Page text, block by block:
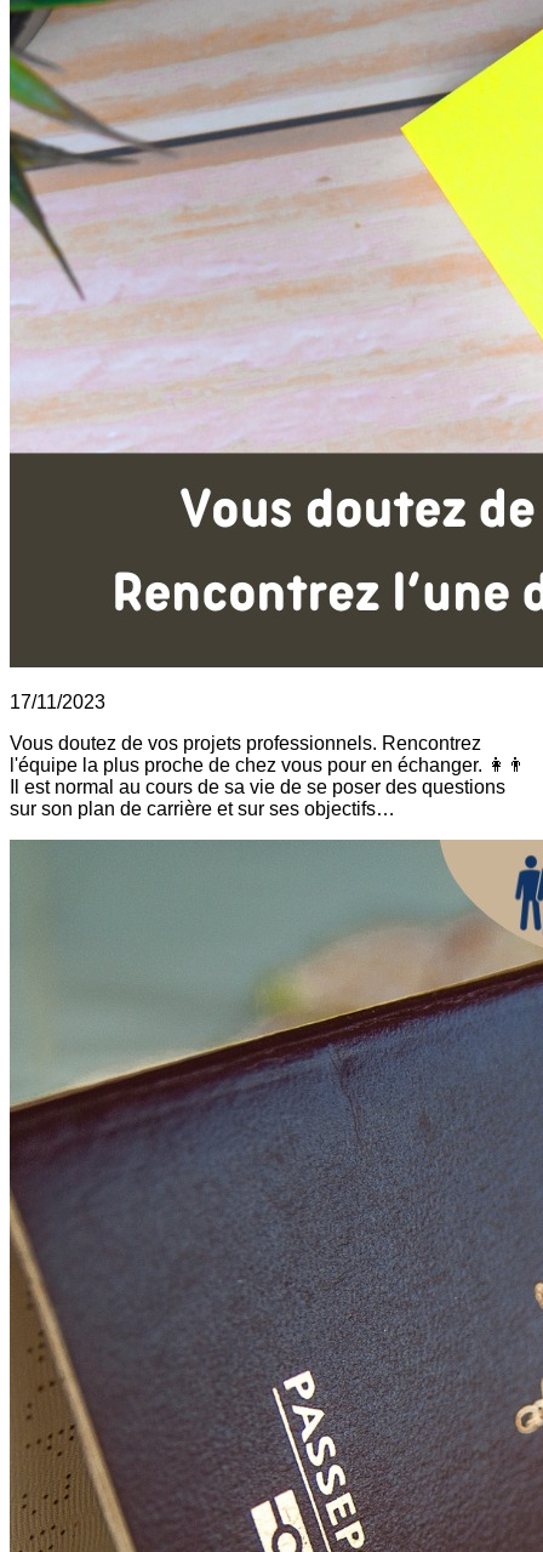
17/11/2023
Vous doutez de vos projets professionnels. Rencontrez
l'équipe la plus proche de chez vous pour en échanger. 👩👨
Il est normal au cours de sa vie de se poser des questions
sur son plan de carrière et sur ses objectifs…